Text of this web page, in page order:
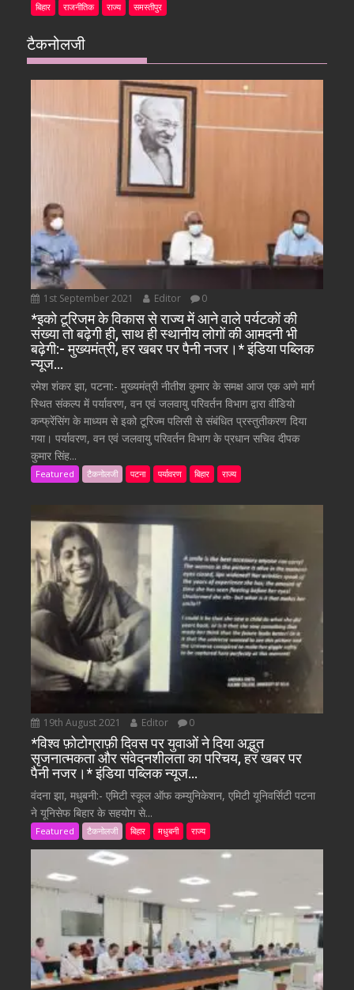
बिहार राजनीतिक राज्य समस्तीपुर
टैकनोलजी
1st September 2021 Editor 0
*इको टूरिजम के विकास से राज्य में आने वाले पर्यटकों की
संख्या तो बढ़ेगी ही, साथ ही स्थानीय लोगों की आमदनी भी
बढ़ेगी:- मुख्यमंत्री, हर खबर पर पैनी नजर।* इंडिया पब्लिक
न्यूज…
रमेश शंकर झा, पटना:- मुख्यमंत्री नीतीश कुमार के समक्ष आज एक अणे मार्ग
स्थित संकल्प में पर्यावरण, वन एवं जलवायु परिवर्तन विभाग द्वारा वीडियो
कन्फ्रेंसिंग के माध्यम से इको टूरिज्म पलिसी से संबंधित प्रस्तुतीकरण दिया
गया। पर्यावरण, वन एवं जलवायु परिवर्तन विभाग के प्रधान सचिव दीपक
कुमार सिंह...
Featured टैकनोलजी पटना पर्यावरण बिहार राज्य
19th August 2021 Editor 0
*विश्व फ़ोटोग्राफ़ी दिवस पर युवाओं ने दिया अद्भुत
सृजनात्मकता और संवेदनशीलता का परिचय, हर खबर पर
पैनी नजर।* इंडिया पब्लिक न्यूज…
वंदना झा, मधुबनी:- एमिटी स्कूल ऑफ कम्युनिकेशन, एमिटी यूनिवर्सिटी पटना
ने यूनिसेफ बिहार के सहयोग से...
Featured टैकनोलजी बिहार मधुबनी राज्य